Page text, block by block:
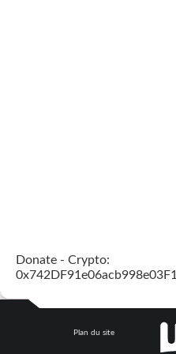
Donate - Crypto:
Plan du site